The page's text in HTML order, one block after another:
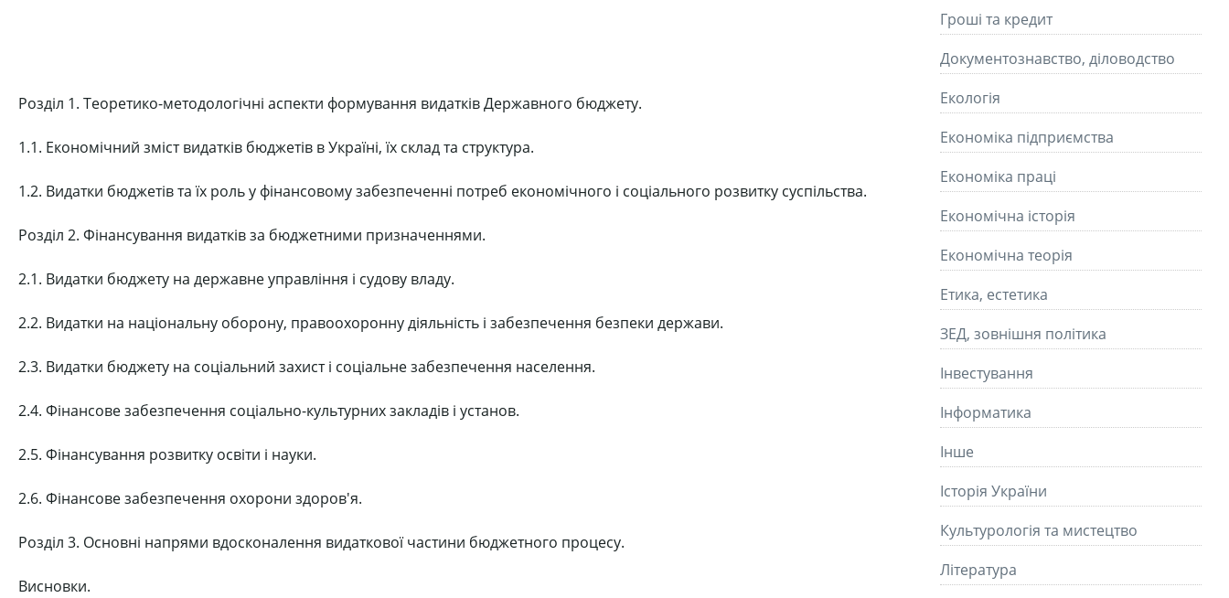
Розділ 1. Теоретико-методологічні аспекти формування видатків Державного бюджету.
1.1. Економічний зміст видатків бюджетів в Україні, їх склад та структура.
1.2. Видатки бюджетів та їх роль у фінансовому забезпеченні потреб економічного і соціального розвитку суспільства.
Розділ 2. Фінансування видатків за бюджетними призначеннями.
2.1. Видатки бюджету на державне управління і судову владу.
2.2. Видатки на національну оборону, правоохоронну діяльність і забезпечення безпеки держави.
2.3. Видатки бюджету на соціальний захист і соціальне забезпечення населення.
2.4. Фінансове забезпечення соціально-культурних закладів і установ.
2.5. Фінансування розвитку освіти і науки.
2.6. Фінансове забезпечення охорони здоров'я.
Розділ 3. Основні напрями вдосконалення видаткової частини бюджетного процесу.
Висновки.
Гроші та кредит
Документознавство, діловодство
Екологія
Економіка підприємства
Економіка праці
Економічна історія
Економічна теорія
Етика, естетика
ЗЕД, зовнішня політика
Інвестування
Інформатика
Інше
Історія України
Культурологія та мистецтво
Літературa